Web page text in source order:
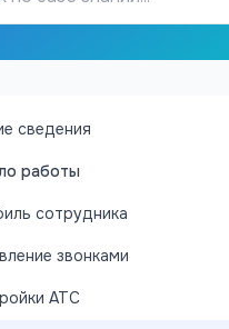
сведения
работы
сотрудника
звонками
АТС